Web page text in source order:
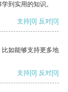
到实用的知识。
支持[0] 反对[0]
如能够支持更多地
支持[0] 反对[0]